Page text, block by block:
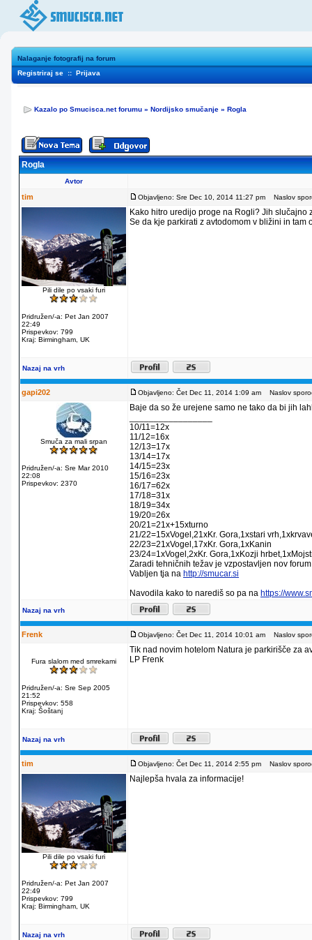
Nalaganje fotografij na forum
Registriraj se :: Prijava
Kazalo po Smucisca.net forumu » Nordijsko smučanje » Rogla
Rogla
Avtor
tim Objavljeno: Sre Dec 10, 2014 11:27 pm Naslov
Pili dile po vsaki furi
Pridružen/-a: Pet Jan 2007
22:49
Prispevkov: 799
Kraj: Birmingham, UK
Kako hitro uredijo proge na Rogli? Jih slučajno
Se da kje parkirati z avtodomom v bližini in tam
Nazaj na vrh
gapi202 Objavljeno: Čet Dec 11, 2014 1:09 am Naslov
Smuča za mali srpan
Pridružen/-a: Sre Mar 2010
22:08
Prispevkov: 2370
Baje da so že urejene samo ne tako da bi jih
10/11=12x
11/12=16x
12/13=17x
13/14=17x
14/15=23x
15/16=23x
16/17=62x
17/18=31x
18/19=34x
19/20=26x
20/21=21x+15xturno
21/22=15xVogel,21xKr. Gora,1xstari
22/23=21xVogel,17xKr. Gora,1xKanin
23/24=1xVogel,2xKr. Gora,1xKozji
Zaradi tehničnih težav je vzpostavljen nov
Vabljen tja na http://smucar.si
Navodila kako to narediš so pa na https://
Nazaj na vrh
Frenk Objavljeno: Čet Dec 11, 2014 10:01 am Naslov
Fura slalom med smrekami
Pridružen/-a: Sre Sep 2005
21:52
Prispevkov: 558
Kraj: Šoštanj
Tik nad novim hotelom Natura je parkirišče za
LP Frenk
Nazaj na vrh
tim Objavljeno: Čet Dec 11, 2014 2:55 pm Naslov
Pili dile po vsaki furi
Pridružen/-a: Pet Jan 2007
22:49
Prispevkov: 799
Kraj: Birmingham, UK
Najlepša hvala za informacije!
Nazaj na vrh